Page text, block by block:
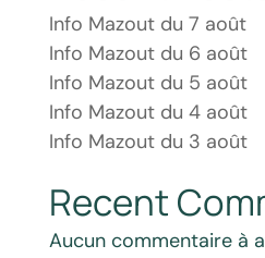
Info Mazout du 7 août
Info Mazout du 6 août
Info Mazout du 5 août
Info Mazout du 4 août
Info Mazout du 3 août
Recent
Aucun commentaire à